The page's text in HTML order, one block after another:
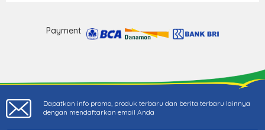
Payment
Dapatkan info promo, produk terbaru dan berita terbaru lainnya
dengan mendaftarkan email Anda